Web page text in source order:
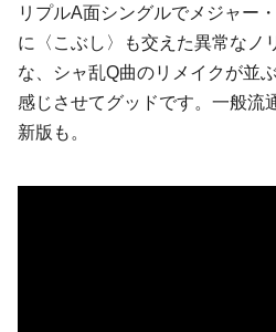
リプルA面シングルでメジャー
に〈こぶし〉も交えた異常なノ
な、
シャ乱Q曲のリメイクが並
感じさせてグッドです。一般流
新版も。